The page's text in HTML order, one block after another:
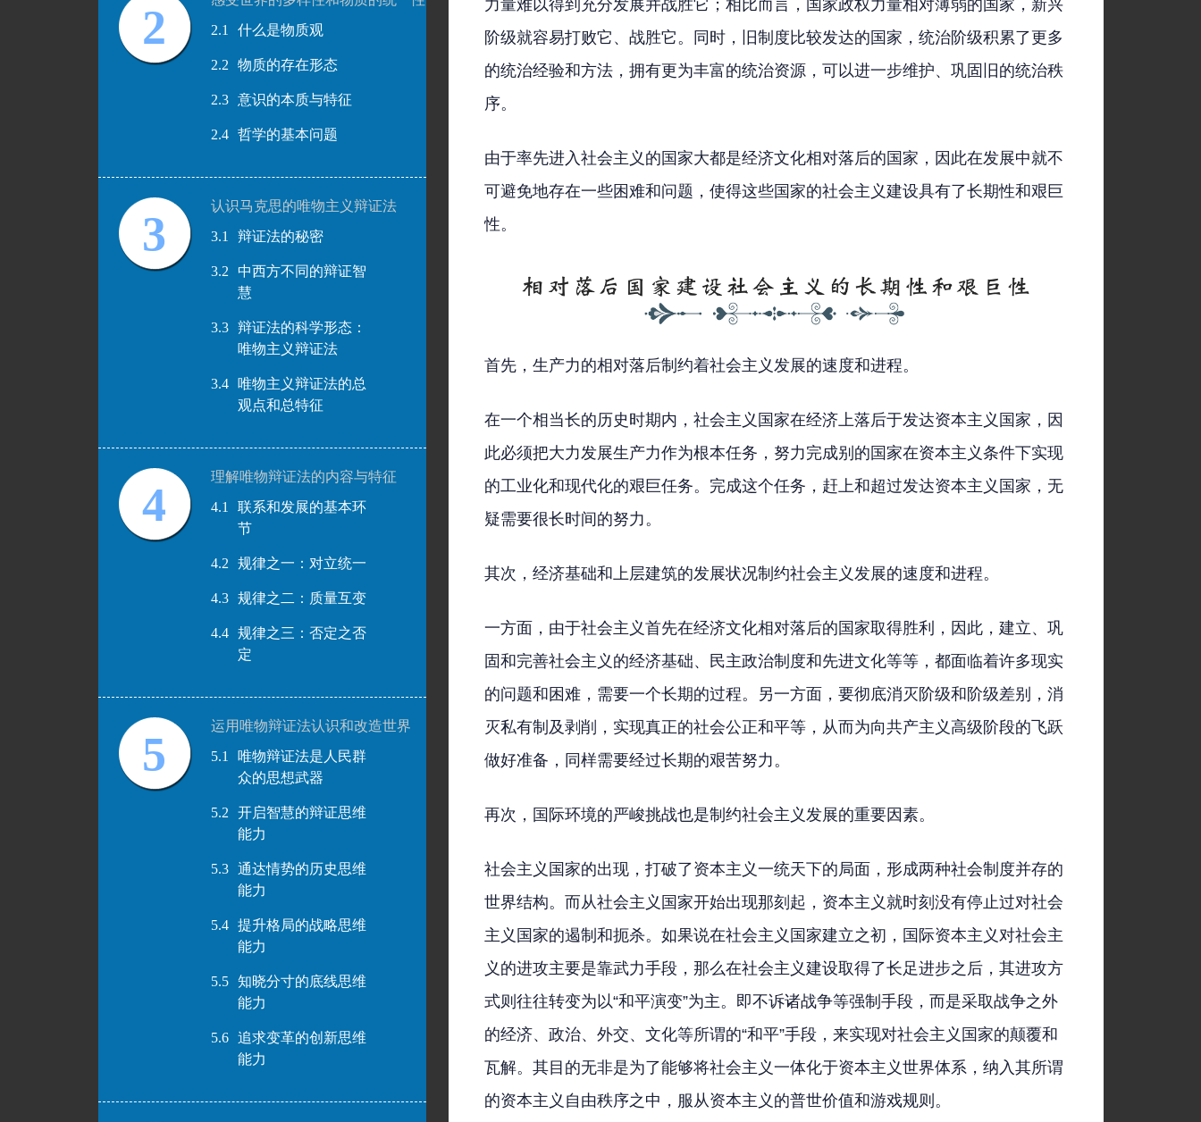
2
2.1
什么是物质观
2.2 物质的存在形态
2.3 意识的本质与特征
2.4 哲学的基本问题
3
认识马克思的唯物主义辩证法
3.1
辩证法的秘密
3.2
中西方不同的辩证智
慧
3.3
辩证法的科学形态：
唯物主义辩证法
3.4
唯物主义辩证法的总
观点和总特征
4
理解唯物辩证法的内容与特征
4.1
联系和发展的基本环
节
4.2 规律之一：对立统一
4.3 规律之二：质量互变
4.4
规律之三：否定之否
定
5
运用唯物辩证法认识和改造世界
5.1
唯物辩证法是人民群
众的思想武器
5.2
开启智慧的辩证思维
能力
5.3
通达情势的历史思维
能力
5.4
提升格局的战略思维
能力
5.5
知晓分寸的底线思维
能力
5.6
追求变革的创新思维
能力
力量难以得到充分发展并战胜它；相比而言，国家政权力量相对薄弱的国家，新兴
阶级就容易打败它、战胜它。同时，旧制度比较发达的国家，统治阶级积累了更多
的统治经验和方法，拥有更为丰富的统治资源，可以进一步维护、巩固旧的统治秩
序。
由于率先进入社会主义的国家大都是经济文化相对落后的国家，因此在发展中就不
可避免地存在一些困难和问题，使得这些国家的社会主义建设具有了长期性和艰巨
性。
首先，生产力的相对落后制约着社会主义发展的速度和进程。
在一个相当长的历史时期内，社会主义国家在经济上落后于发达资本主义国家，因
此必须把大力发展生产力作为根本任务，努力完成别的国家在资本主义条件下实现
的工业化和现代化的艰巨任务。完成这个任务，赶上和超过发达资本主义国家，无
疑需要很长时间的努力。
其次，经济基础和上层建筑的发展状况制约社会主义发展的速度和进程。
一方面，由于社会主义首先在经济文化相对落后的国家取得胜利，因此，建立、巩
固和完善社会主义的经济基础、民主政治制度和先进文化等等，都面临着许多现实
的问题和困难，需要一个长期的过程。另一方面，要彻底消灭阶级和阶级差别，消
灭私有制及剥削，实现真正的社会公正和平等，从而为向共产主义高级阶段的飞跃
做好准备，同样需要经过长期的艰苦努力。
再次，国际环境的严峻挑战也是制约社会主义发展的重要因素。
社会主义国家的出现，打破了资本主义一统天下的局面，形成两种社会制度并存的
世界结构。而从社会主义国家开始出现那刻起，资本主义就时刻没有停止过对社会
主义国家的遏制和扼杀。如果说在社会主义国家建立之初，国际资本主义对社会主
义的进攻主要是靠武力手段，那么在社会主义建设取得了长足进步之后，其进攻方
式则往往转变为以“和平演变”为主。即不诉诸战争等强制手段，而是采取战争之外
的经济、政治、外交、文化等所谓的“和平”手段，来实现对社会主义国家的颠覆和
瓦解。其目的无非是为了能够将社会主义一体化于资本主义世界体系，纳入其所谓
的资本主义自由秩序之中，服从资本主义的普世价值和游戏规则。